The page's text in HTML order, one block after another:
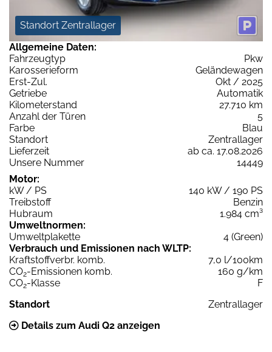
Standort Zentrallager
Allgemeine Daten:
Fahrzeugtyp
Pkw
Karosserieform
Geländewagen
Erst-Zul.
Okt / 2025
Getriebe
Automatik
Kilometerstand
27.710 km
Anzahl der Türen
5
Farbe
Blau
Standort
Zentrallager
Lieferzeit
ab ca. 17.08.2026
Unsere Nummer
14449
Motor:
kW / PS
140 kW / 190 PS
Treibstoff
Benzin
Hubraum
1.984 cm³
Umweltnormen:
Umweltplakette
4 (Green)
Verbrauch und Emissionen nach WLTP:
Kraftstoffverbr. komb.
7,0 l/100km
CO2-Emissionen komb.
160 g/km
CO2-Klasse
F
Standort
Zentrallager
Details zum Audi Q2 anzeigen